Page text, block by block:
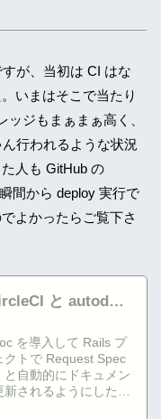
が、当初は CI はな
いまはそこで当たり
ジもまぁまぁ高く、
行われるような状況
人も GitHub の
間から deploy 実行で
よかったらご覧下さ
と autodoc
を自動更新
を導入して Rails プ
クトで Request Spec
と自動的にドキュメン
新されるようにした。